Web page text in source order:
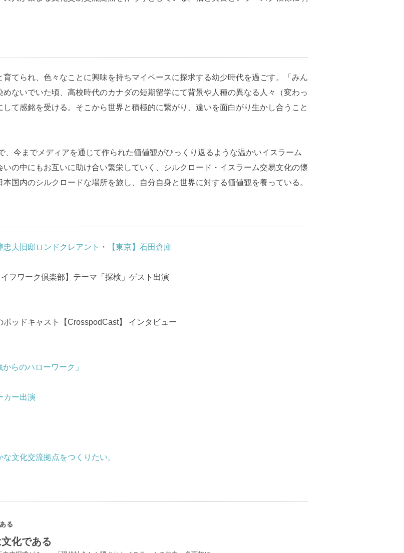
育てられ、色々なことに興味を持ちマイペースに探求する幼少時代を過ごす。「みん
ないでいた頃、高校時代のカナダの短期留学にて背景や人種の異なる人々（変わっ
て感銘を受ける。そこから世界と積極的に繋がり、違いを面白がり生かし合うこと
今までメディアを通じて作られた価値観がひっくり返るような温かいイスラーム
の中にもお互いに助け合い繁栄していく、シルクロード・イスラーム交易文化の懐
国内のシルクロードな場所を旅し、自分自身と世界に対する価値観を養っている。
忠夫旧邸ロンドクレアント ・ 【東京】石田倉庫
フワーク倶楽部】テーマ「探検」ゲスト出演
ポッドキャスト【CrosspodCast】 インタビュー
からのハローワーク」
カー出演
文化交流拠点をつくりたい。